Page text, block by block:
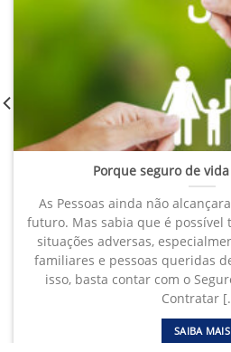
Porque seguro de
As Pessoas ainda não
futuro. Mas sabia que é possível
situações adversas,
familiares e pessoas queridas
isso, basta contar com o
Contratar
SAIBA MAIS